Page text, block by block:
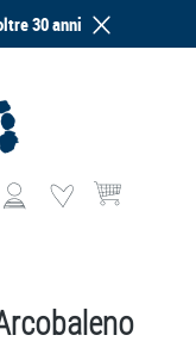
30 anni
Il carrello